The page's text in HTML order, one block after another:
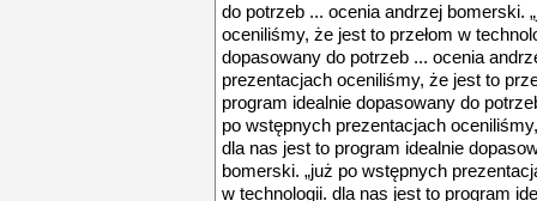
do potrzeb ... ocenia andrzej bomerski.
oceniliśmy, że jest to przełom w
dopasowany do potrzeb ... ocenia
prezentacjach oceniliśmy, że jest to
program idealnie dopasowany do
po wstępnych prezentacjach
dla nas jest to program idealnie
bomerski. „już po wstępnych
w technologii. dla nas jest to program